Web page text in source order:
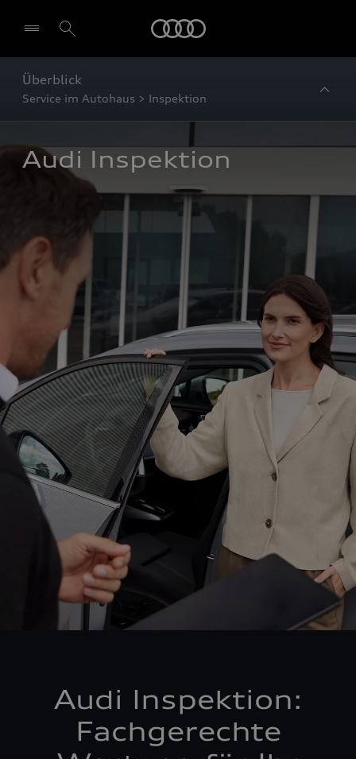
Überblick
Service im Autohaus > Inspektion
Audi Inspektion
Audi Inspektion:
Fachgerechte